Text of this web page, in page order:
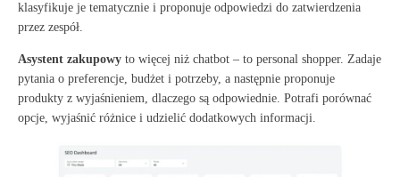
klasyfikuje je tematycznie i proponuje odpowiedzi do zatwierdzenia
przez zespół.
Asystent zakupowy to więcej niż chatbot – to personal shopper. Zadaje
pytania o preferencje, budżet i potrzeby, a następnie proponuje
produkty z wyjaśnieniem, dlaczego są odpowiednie. Potrafi porównać
opcje, wyjaśnić różnice i udzielić dodatkowych informacji.